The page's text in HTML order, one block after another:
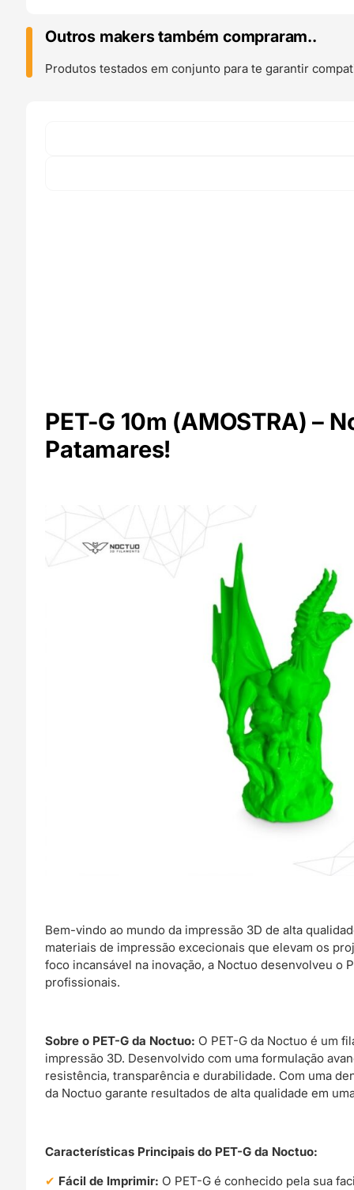
Radioactive
Green
-
Outros makers também compraram..
Produtos testados em conjunto para te garantir
PET-G 10m (AMOSTRA) –
Patamares!
Bem-vindo ao mundo da impressão 3D de alta
materiais de impressão excecionais que elevam os
foco incansável na inovação, a Noctuo desenvolveu o
profissionais.
Sobre o PET-G da Noctuo: O PET-G da Noctuo é um
impressão 3D. Desenvolvido com uma formulação
resistência, transparência e durabilidade. Com uma
da Noctuo garante resultados de alta qualidade em
Características Principais do PET-G da Noctuo:
Fácil de Imprimir: O PET-G é conhecido pela sua